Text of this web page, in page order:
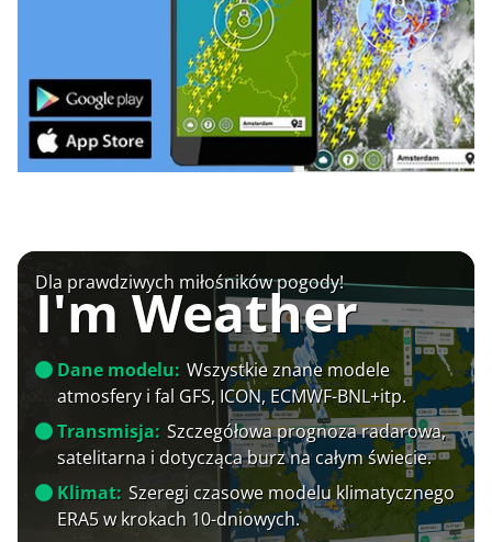
Dla prawdziwych miłośników pogody!
I'm Weather
Dane modelu: Wszystkie znane modele
atmosfery i fal GFS, ICON, ECMWF-BNL+itp.
Transmisja: Szczegółowa prognoza radarowa,
satelitarna i dotycząca burz na całym świecie.
Klimat: Szeregi czasowe modelu klimatycznego
ERA5 w krokach 10-dniowych.